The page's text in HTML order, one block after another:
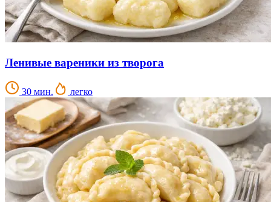
Ленивые вареники из творога
30 мин. легко